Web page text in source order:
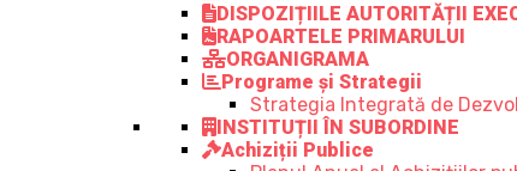
DISPOZIȚIILE AUTORITĂȚII
RAPOARTELE PRIMARULUI
ORGANIGRAMA
Programe și Strategii
Strategia Integrată de
INSTITUȚII ÎN SUBORDINE
Achiziții Publice